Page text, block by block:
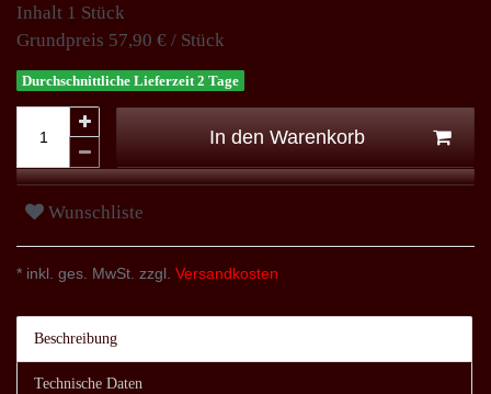
Inhalt 1 Stück
Grundpreis 57,90 € / Stück
Durchschnittliche Lieferzeit 2 Tage
In den Warenkorb
Wunschliste
* inkl. ges. MwSt. zzgl. Versandkosten
Beschreibung
Technische Daten